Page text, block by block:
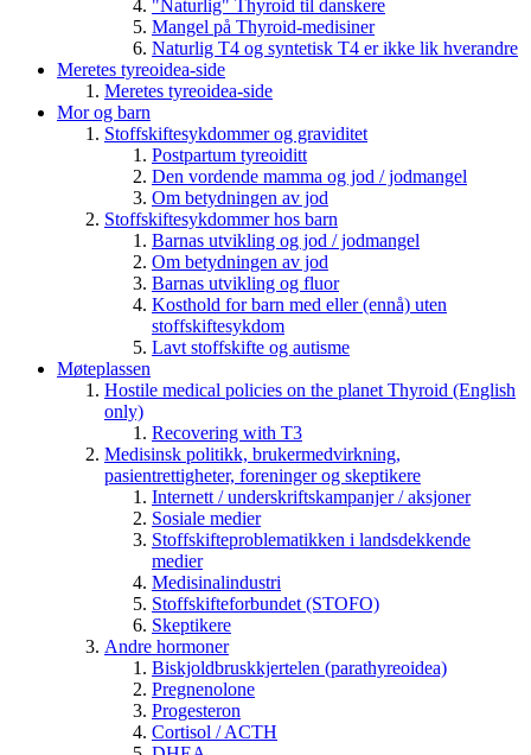
"Naturlig" Thyroid til danskere
Mangel på Thyroid-medisiner
Naturlig T4 og syntetisk T4 er ikke lik hverandre
Meretes tyreoidea-side
Meretes tyreoidea-side
Mor og barn
Stoffskiftesykdommer og graviditet
Postpartum tyreoiditt
Den vordende mamma og jod / jodmangel
Om betydningen av jod
Stoffskiftesykdommer hos barn
Barnas utvikling og jod / jodmangel
Om betydningen av jod
Barnas utvikling og fluor
Kosthold for barn med eller (ennå) uten
stoffskiftesykdom
Lavt stoffskifte og autisme
Møteplassen
Hostile medical policies on the planet Thyroid (English
only)
Recovering with T3
Medisinsk politikk, brukermedvirkning,
pasientrettigheter, foreninger og skeptikere
Internett / underskriftskampanjer / aksjoner
Sosiale medier
Stoffskifteproblematikken i landsdekkende
medier
Medisinalindustri
Stoffskifteforbundet (STOFO)
Skeptikere
Andre hormoner
Biskjoldbruskkjertelen (parathyreoidea)
Pregnenolone
Progesteron
Cortisol / ACTH